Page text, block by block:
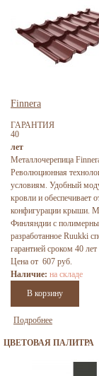
Finnera
ГАРАНТИЯ
40
лет
Металлочерепица
Революционная
условиям. Удобный
кровли и обеспечивает
конфигурации крыши.
Финляндии с
разработанное Ruukki
гарантией сроком 40 лет
Цена от 607 руб.
Наличие: на складе
Подробнее
ЦВЕТОВАЯ ПАЛИТРА